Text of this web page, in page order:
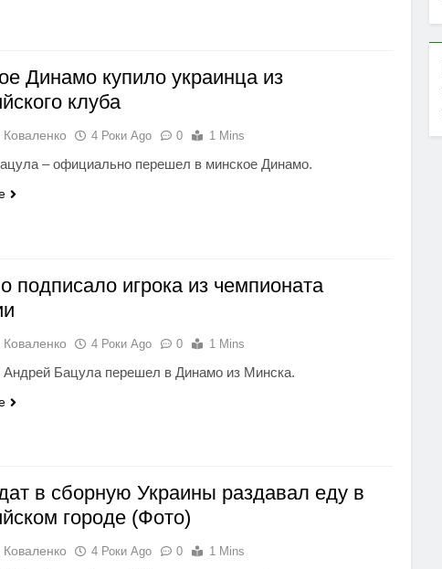
Динамо купило украинца из
клуба
4 Роки Ago 0 1 Mins
– официально перешел в минское Динамо.
подписало игрока из чемпионата
4 Роки Ago 0 1 Mins
Андрей Бацула перешел в Динамо из Минска.
в сборную Украины раздавал еду в
городе (Фото)
4 Роки Ago 0 1 Mins